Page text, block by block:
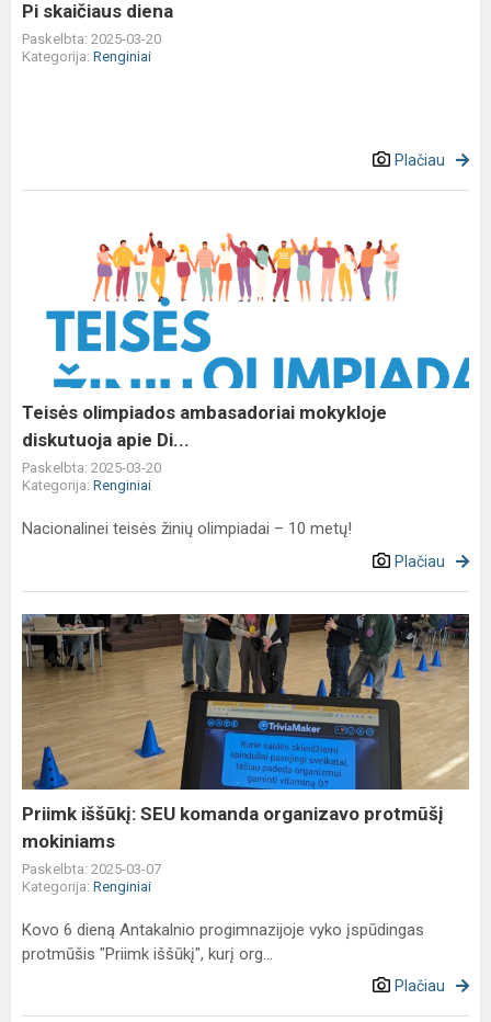
Pi skaičiaus diena
Paskelbta: 2025-03-20
Kategorija: Renginiai
Plačiau
olimpiados
ambasadoriai
mokykloje
diskutuoja
Teisės olimpiados ambasadoriai mokykloje
diskutuoja apie Di...
Paskelbta: 2025-03-20
Kategorija: Renginiai
Nacionalinei teisės žinių olimpiadai – 10 metų!
Plačiau
Priimk
iššūkį:
SEU
komanda
organizavo
protmūšį
mokiniams
Priimk iššūkį: SEU komanda organizavo protmūšį
mokiniams
Paskelbta: 2025-03-07
Kategorija: Renginiai
Kovo 6 dieną Antakalnio progimnazijoje vyko įspūdingas
protmūšis "Priimk iššūkį", kurį org...
Plačiau